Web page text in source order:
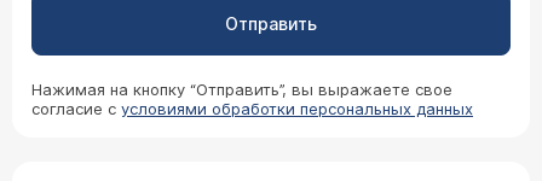
Отправить
Нажимая на кнопку “Отправить”, вы выражаете свое
согласие с условиями обработки персональных данных